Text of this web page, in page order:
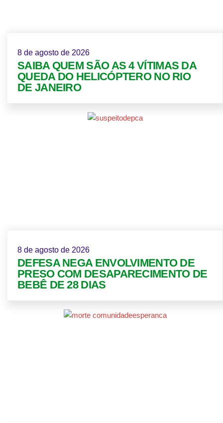
8 de agosto de 2026
SAIBA QUEM SÃO AS 4 VÍTIMAS DA
QUEDA DO HELICÓPTERO NO RIO
DE JANEIRO
8 de agosto de 2026
DEFESA NEGA ENVOLVIMENTO DE
PRESO COM DESAPARECIMENTO DE
BEBÊ DE 28 DIAS